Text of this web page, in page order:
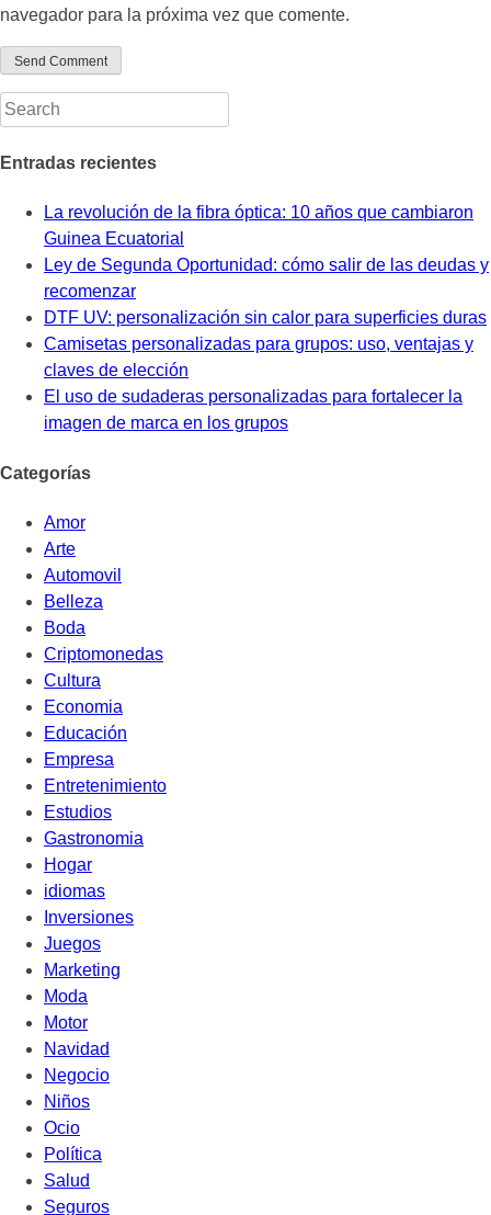
navegador para la próxima vez que comente.
Entradas recientes
La revolución de la fibra óptica: 10 años que cambiaron
Guinea Ecuatorial
Ley de Segunda Oportunidad: cómo salir de las deudas y
recomenzar
DTF UV: personalización sin calor para superficies duras
Camisetas personalizadas para grupos: uso, ventajas y
claves de elección
El uso de sudaderas personalizadas para fortalecer la
imagen de marca en los grupos
Categorías
Amor
Arte
Automovil
Belleza
Boda
Criptomonedas
Cultura
Economia
Educación
Empresa
Entretenimiento
Estudios
Gastronomia
Hogar
idiomas
Inversiones
Juegos
Marketing
Moda
Motor
Navidad
Negocio
Niños
Ocio
Política
Salud
Seguros